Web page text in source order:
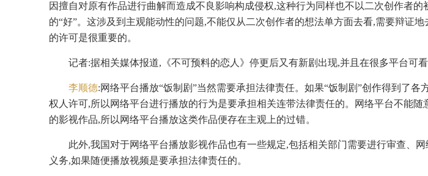
因擅自对原有作品进行曲解而造成不良影响构成侵权,这种行为同样也不以二次创作者
的“好”。这涉及到主观能动性的问题,不能仅从二次创作者的想法单方面去看,需要辩证
的许可是很重要的。
记者:据相关媒体报道,《不可预料的恋人》停更后又有新剧出现,并且在很多平台可
李顺德:网络平台播放“饭制剧”当然需要承担法律责任。如果“饭制剧”创作得到了
权人许可,所以网络平台进行播放的行为是要承担相关连带法律责任的。网络平台不能
的影视作品,所以网络平台播放这类作品便存在主观上的过错。
此外,我国对于网络平台播放影视作品也有一些规定,包括相关部门需要进行审查、
义务,如果随便播放视频是要承担法律责任的。